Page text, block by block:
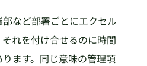
など部署ごとにエクセル
れを付け合せるのに時間
ます。同じ意味の管理項